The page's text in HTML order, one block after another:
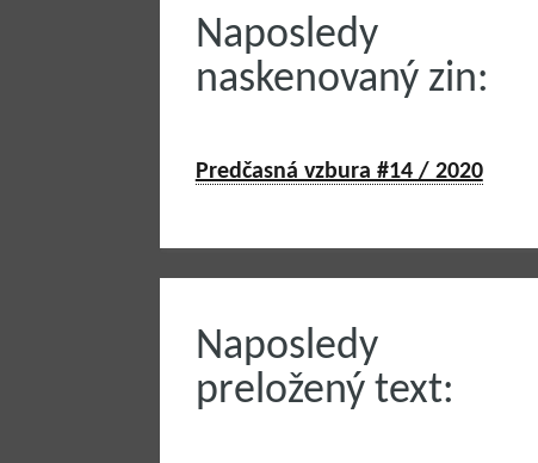
Naposledy
naskenovaný zin:
Predčasná vzbura #14 / 2020
Naposledy
preložený text: